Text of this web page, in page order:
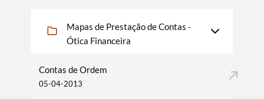
Mapas de Prestação de Contas -
Ótica Financeira
Contas de Ordem
05-04-2013